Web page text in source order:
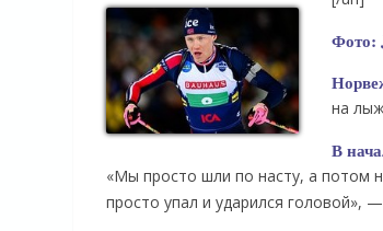
Фото:
на
В
«Мы просто шли по насту, а потом
просто упал и ударился головой»,